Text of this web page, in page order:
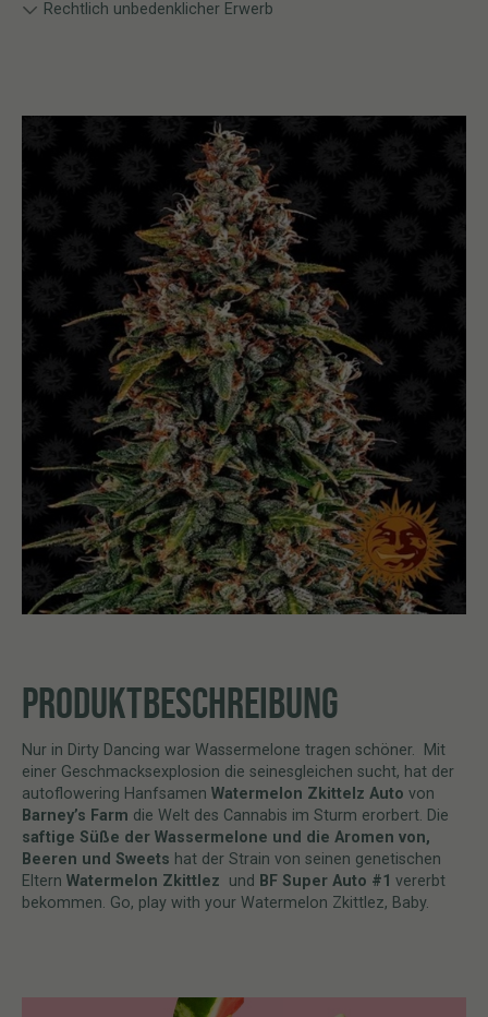
Rechtlich unbedenklicher Erwerb
PRODUKTBESCHREIBUNG
Nur in Dirty Dancing war Wassermelone tragen schöner. Mit
einer Geschmacksexplosion die seinesgleichen sucht, hat der
autoflowering Hanfsamen Watermelon Zkittelz Auto von
Barney’s Farm die Welt des Cannabis im Sturm erorbert. Die
saftige Süße der Wassermelone und die Aromen von,
Beeren und Sweets hat der Strain von seinen genetischen
Eltern Watermelon Zkittlez und BF Super Auto #1 vererbt
bekommen. Go, play with your Watermelon Zkittlez, Baby.